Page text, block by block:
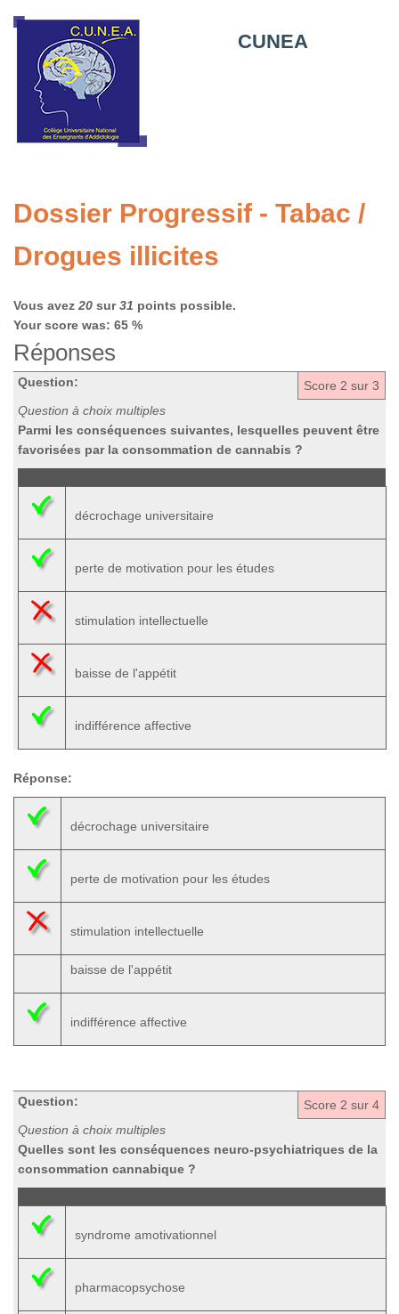
CUNEA
Dossier Progressif - Tabac /
Drogues illicites
Vous avez 20 sur31 points possible.
Your score was: 65 %
Réponses
Score 2 sur 3
Question:
Question à choix multiples
Parmi les conséquences suivantes, lesquelles peuvent être
favorisées par la consommation de cannabis ?
décrochage universitaire
perte de motivation pour les études
stimulation intellectuelle
baisse de l'appétit
indifférence affective
Réponse:
décrochage universitaire
perte de motivation pour les études
stimulation intellectuelle
baisse de l'appétit
indifférence affective
Score 2 sur 4
Question:
Question à choix multiples
Quelles sont les conséquences neuro-psychiatriques de la
consommation cannabique ?
syndrome amotivationnel
pharmacopsychose